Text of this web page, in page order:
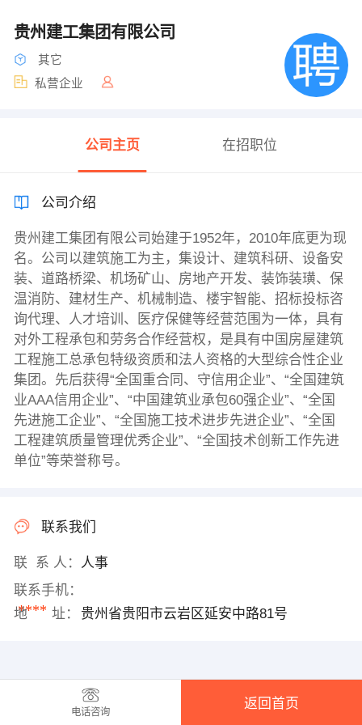
贵州建工集团有限公司
其它
私营企业
公司主页 在招职位
公司介绍
贵州建工集团有限公司始建于1952年，2010年底更为现
名。公司以建筑施工为主，集设计、建筑科研、设备安
装、道路桥梁、机场矿山、房地产开发、装饰装璜、保
温消防、建材生产、机械制造、楼宇智能、招标投标咨
询代理、人才培训、医疗保健等经营范围为一体，具有
对外工程承包和劳务合作经营权，是具有中国房屋建筑
工程施工总承包特级资质和法人资格的大型综合性企业
集团。先后获得“全国重合同、守信用企业”、“全国建筑
业AAA信用企业”、“中国建筑业承包60强企业”、“全国
先进施工企业”、“全国施工技术进步先进企业”、“全国
工程建筑质量管理优秀企业”、“全国技术创新工作先进
单位”等荣誉称号。
联系我们
联 系 人： 人事
联系手机：
****
地 址： 贵州省贵阳市云岩区延安中路81号
电话咨询
返回首页